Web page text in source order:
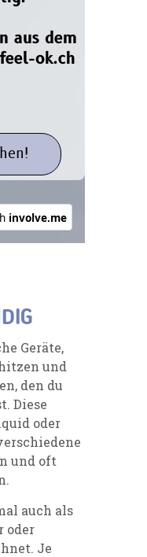
Geräte,
und
den du
Diese
oder
und oft
auch als
oder
Je